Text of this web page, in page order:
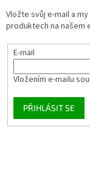
Vložte svůj e-mail a
produktech na našem
E-mail
Vložením e-mailu
PŘIHLÁSIT SE